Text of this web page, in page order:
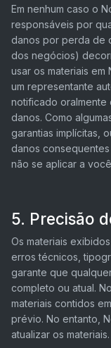
Em nenhum caso o
responsáveis ​​por
danos por perda de
dos negócios)
usar os materiais em
um representante
notificado oralmente
danos. Como
garantias implícitas,
danos
não se aplicar a
5. Precisão
Os materiais
erros técnicos,
garante que
completo ou atual.
materiais contidos
prévio. No entanto,
atualizar os materiais.